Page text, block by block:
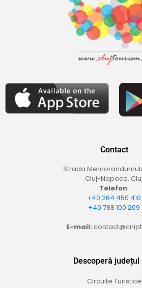
Contact
Strada
Cluj-Napoca, Cluj
Telefon:
+40 264 450 410
+40 788 100 209
E-mail:
Descoperă județul
Circuite Turistice